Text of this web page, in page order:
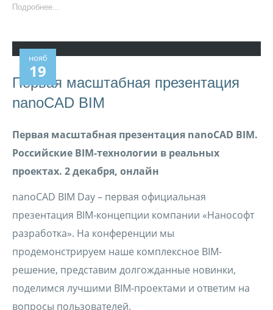
Подробнее...
нояб
19
Первая масштабная презентация
nanoCAD BIM
Первая масштабная презентация nanoCAD BIM.
Российские BIM-технологии в реальных
проектах. 2 декабря, онлайн
nanoCAD BIM Day – первая официальная
презентация BIM-концепции компании «Нанософт
разработка». На конференции мы
продемонстрируем наше комплексное BIM-
решение, представим долгожданные новинки,
поделимся лучшими BIM-проектами и ответим на
вопросы пользователей.